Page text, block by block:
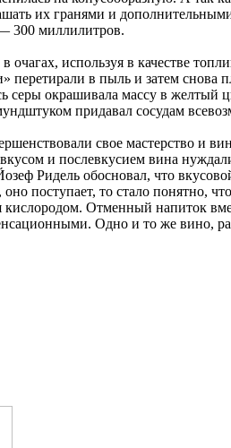
их гранями и
300 миллилитров.
очагах, используя в качестве
перетирали в пыль и затем
серы окрашивала массу в желтый
придавал сосудам
свое мастерство и
и послевкусием вина
Ридель обосновал, что
поступает, то стало понятно,
Отменный напиток
Одно и то же вино,